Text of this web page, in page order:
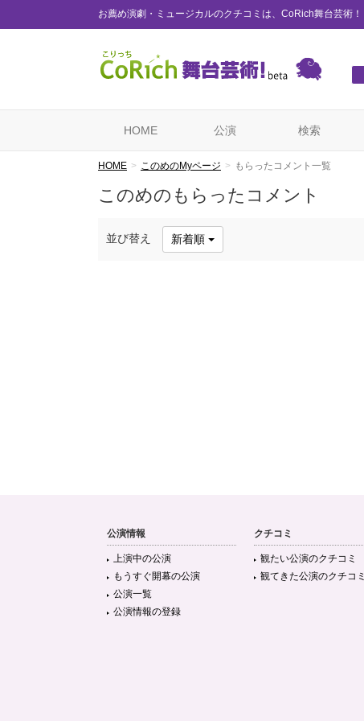
お薦め演劇・ミュージカルのクチコミは、CoRich舞台芸術！
HOME 公演 検索
HOME このめのMyページ もらったコメント一覧
このめのもらったコメント
並び替え 新着順
公演情報
上演中の公演
もうすぐ開幕の公演
公演一覧
公演情報の登録
クチコミ
観たい公演のクチコミ
観てきた公演のクチコミ